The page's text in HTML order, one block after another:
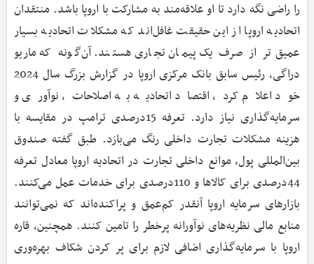
را راضی نگه دارد تا او علاقه‌مند به مشارکت با اروپا باشد. منتقدان
اتحادیه اروپا از این حقیقت غافل‌اند که مشکلات اتحادیه بسیار
عمیق‌تر از صرف یک پیمان‌ تجاری هستند. آن‌گونه که ماریو
دراگی، رئیس سابق بانک مرکزی اروپا در گزارش بزرگ سال 2024
خود اعلام کرد، اقتصاد اتحادیه به اصلاحات، نوآوری و
سرمایه‌گذاری نیاز دارد. تعرفه 15درصدی ترامپ در مقایسه با
هزینه مشکلات تجارت داخلی رنگ می‌بازد. طبق گفته صندوق
بین‌المللی پول، موانع داخلی تجارت در اتحادیه اروپا معادل تعرفه
44درصدی برای کالاها و 110درصدی برای خدمات عمل می‌کنند.
بازارهای سرمایه اروپا آنقدر کم‌عمق و پراکنده‌اند که نمی‌توانند
منابع مالی نظریه‌های نوآورانه پرخطر را تامین کنند. همچنین، قاره
اروپا با سرمایه‌گذاری اضافی لازم برای پر کردن شکاف بهره‌وری